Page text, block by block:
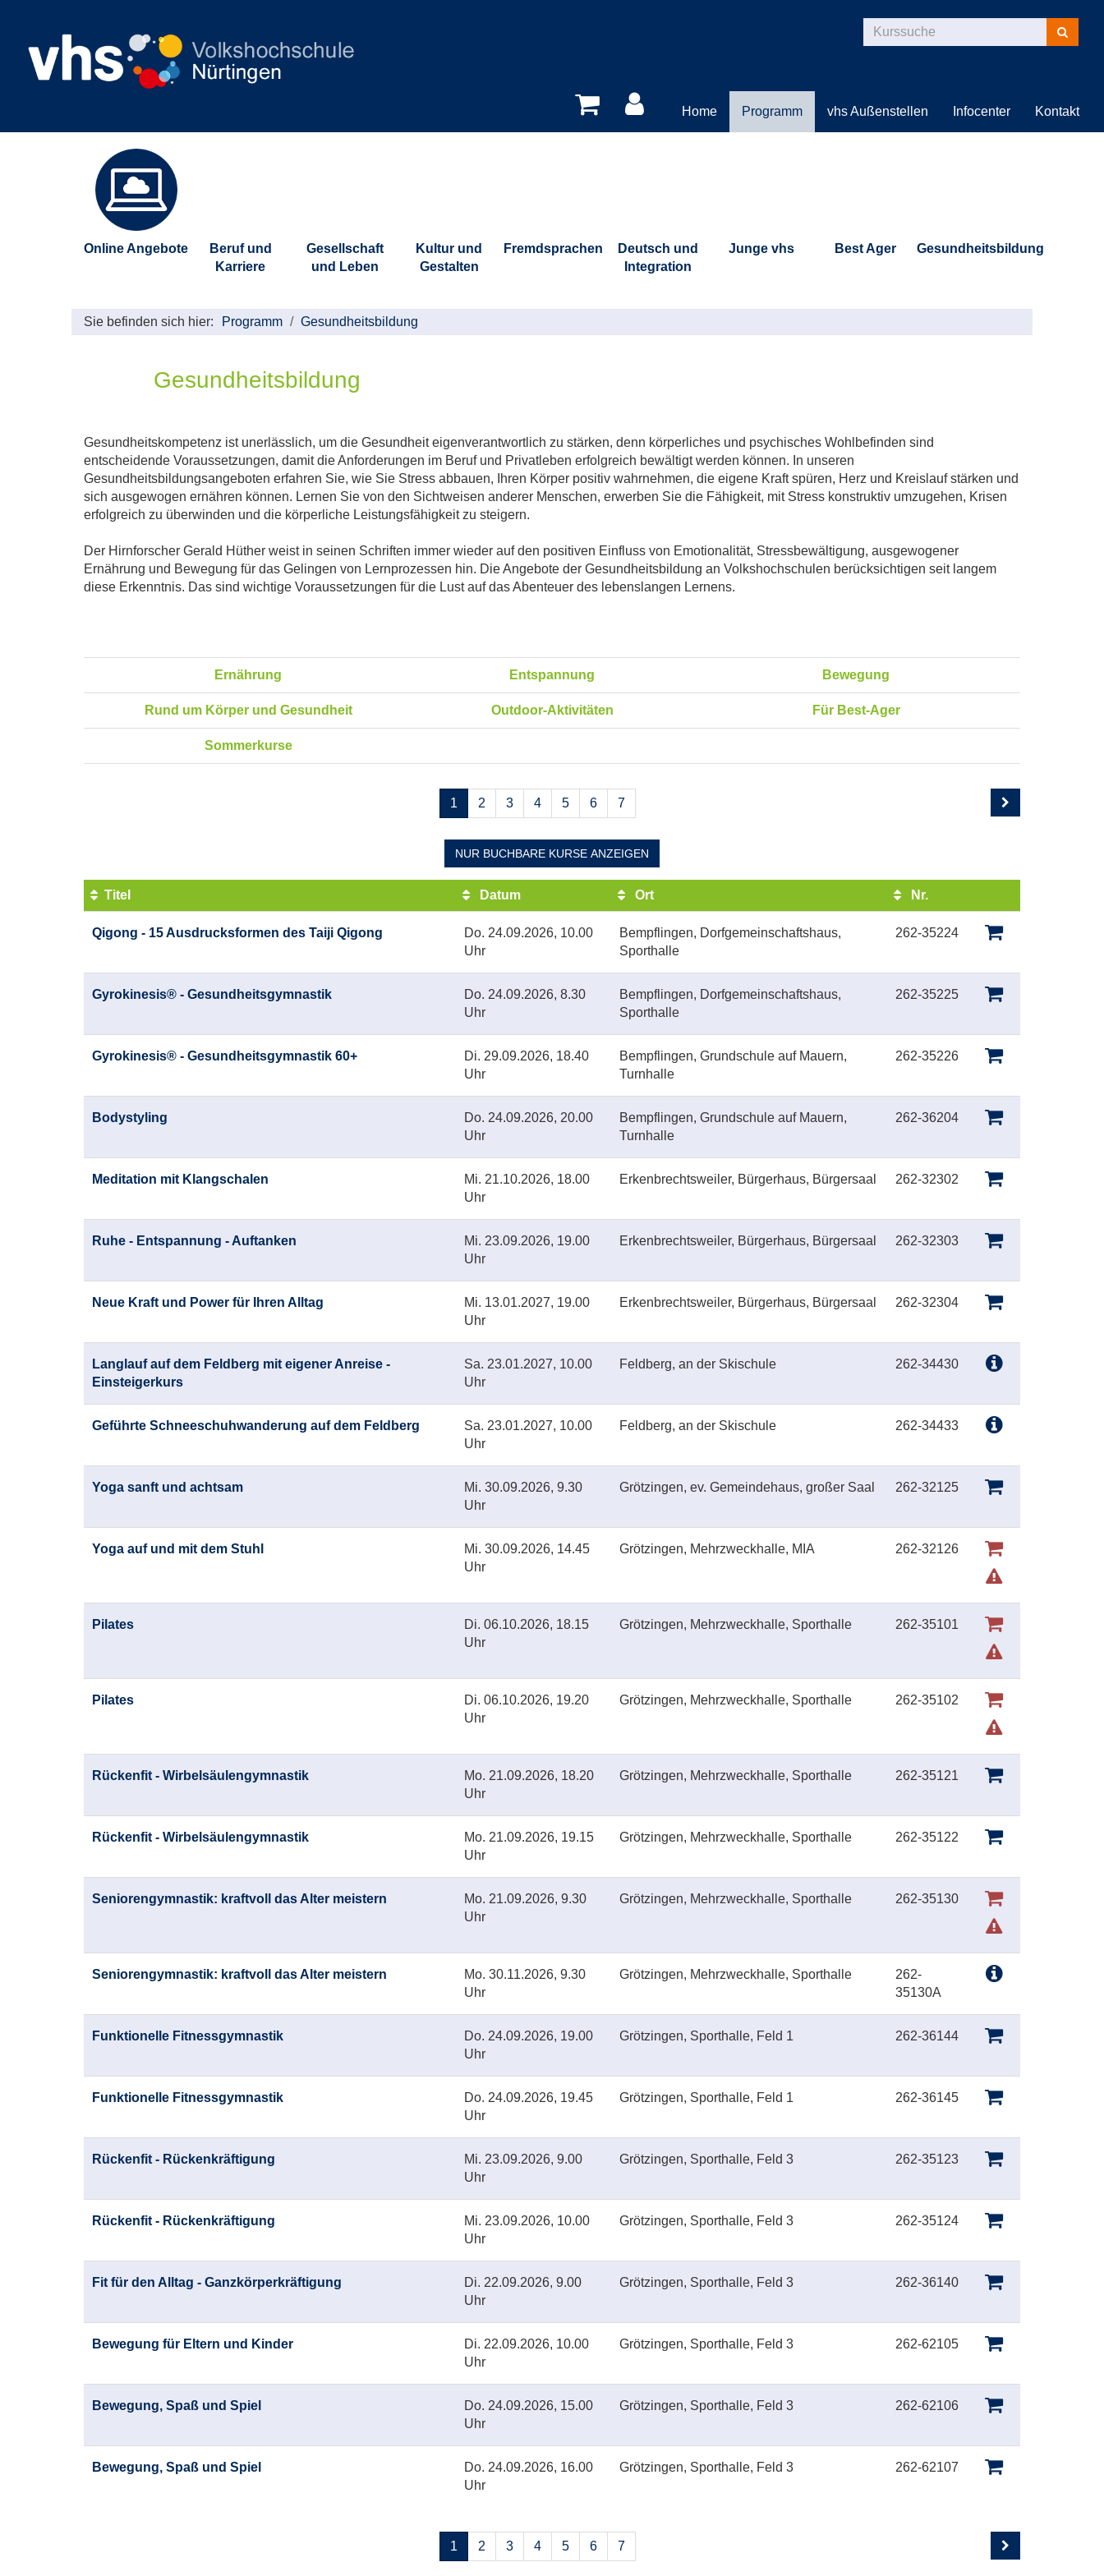
Kurse
suchen
Home Programm vhs Außenstellen Infocenter Kontakt
Online Angebote
Beruf und
Karriere
Gesellschaft
und Leben
Kultur und
Gestalten
Fremdsprachen
Deutsch und
Integration
Junge vhs Best Ager Gesundheitsbildung
Sie befinden sich hier: Programm Gesundheitsbildung
Gesundheitsbildung
Gesundheitskompetenz ist unerlässlich, um die Gesundheit eigenverantwortlich zu stärken, denn körperliches und psychisches Wohlbefinden sind
entscheidende Voraussetzungen, damit die Anforderungen im Beruf und Privatleben erfolgreich bewältigt werden können. In unseren
Gesundheitsbildungsangeboten erfahren Sie, wie Sie Stress abbauen, Ihren Körper positiv wahrnehmen, die eigene Kraft spüren, Herz und Kreislauf stärken und
sich ausgewogen ernähren können. Lernen Sie von den Sichtweisen anderer Menschen, erwerben Sie die Fähigkeit, mit Stress konstruktiv umzugehen, Krisen
erfolgreich zu überwinden und die körperliche Leistungsfähigkeit zu steigern.
Der Hirnforscher Gerald Hüther weist in seinen Schriften immer wieder auf den positiven Einfluss von Emotionalität, Stressbewältigung, ausgewogener
Ernährung und Bewegung für das Gelingen von Lernprozessen hin. Die Angebote der Gesundheitsbildung an Volkshochschulen berücksichtigen seit langem
diese Erkenntnis. Das sind wichtige Voraussetzungen für die Lust auf das Abenteuer des lebenslangen Lernens.
Ernährung Entspannung Bewegung
Rund um Körper und Gesundheit Outdoor-Aktivitäten Für Best-Ager
Sommerkurse
Seiten
blättern
1 2 3 4 5 6 7
NUR BUCHBARE KURSE ANZEIGEN
Tabellenüberschriften
sortiert
werden.
Titel Datum Ort
Nr.
Kursstatus
Qigong - 15 Ausdrucksformen des Taiji Qigong
Do. 24.09.2026, 10.00
Uhr
Bempflingen, Dorfgemeinschaftshaus,
Sporthalle
262-35224
Gyrokinesis® - Gesundheitsgymnastik Do. 24.09.2026, 8.30
Uhr
Bempflingen, Dorfgemeinschaftshaus,
Sporthalle
262-35225
Gyrokinesis® - Gesundheitsgymnastik 60+ Di. 29.09.2026, 18.40
Uhr
Bempflingen, Grundschule auf Mauern,
Turnhalle
262-35226
Bodystyling Do. 24.09.2026, 20.00
Uhr
Bempflingen, Grundschule auf Mauern,
Turnhalle
262-36204
Meditation mit Klangschalen Mi. 21.10.2026, 18.00
Uhr
Erkenbrechtsweiler, Bürgerhaus, Bürgersaal 262-32302
Ruhe - Entspannung - Auftanken Mi. 23.09.2026, 19.00
Uhr
Erkenbrechtsweiler, Bürgerhaus, Bürgersaal 262-32303
Neue Kraft und Power für Ihren Alltag Mi. 13.01.2027, 19.00
Uhr
Erkenbrechtsweiler, Bürgerhaus, Bürgersaal 262-32304
Langlauf auf dem Feldberg mit eigener Anreise -
Einsteigerkurs
Sa. 23.01.2027, 10.00
Uhr
Feldberg, an der Skischule 262-34430
Geführte Schneeschuhwanderung auf dem Feldberg Sa. 23.01.2027, 10.00
Uhr
Feldberg, an der Skischule 262-34433
Yoga sanft und achtsam Mi. 30.09.2026, 9.30
Uhr
Grötzingen, ev. Gemeindehaus, großer Saal 262-32125
Yoga auf und mit dem Stuhl Mi. 30.09.2026, 14.45
Uhr
Grötzingen, Mehrzweckhalle, MIA 262-32126
Pilates Di. 06.10.2026, 18.15
Uhr
Grötzingen, Mehrzweckhalle, Sporthalle 262-35101
Pilates Di. 06.10.2026, 19.20
Uhr
Grötzingen, Mehrzweckhalle, Sporthalle 262-35102
Rückenfit - Wirbelsäulengymnastik Mo. 21.09.2026, 18.20
Uhr
Grötzingen, Mehrzweckhalle, Sporthalle 262-35121
Rückenfit - Wirbelsäulengymnastik Mo. 21.09.2026, 19.15
Uhr
Grötzingen, Mehrzweckhalle, Sporthalle 262-35122
Seniorengymnastik: kraftvoll das Alter meistern Mo. 21.09.2026, 9.30
Uhr
Grötzingen, Mehrzweckhalle, Sporthalle 262-35130
Seniorengymnastik: kraftvoll das Alter meistern Mo. 30.11.2026, 9.30
Uhr
Grötzingen, Mehrzweckhalle, Sporthalle
262-
35130A
Funktionelle Fitnessgymnastik Do. 24.09.2026, 19.00
Uhr
Grötzingen, Sporthalle, Feld 1 262-36144
Funktionelle Fitnessgymnastik Do. 24.09.2026, 19.45
Uhr
Grötzingen, Sporthalle, Feld 1 262-36145
Rückenfit - Rückenkräftigung Mi. 23.09.2026, 9.00
Uhr
Grötzingen, Sporthalle, Feld 3 262-35123
Rückenfit - Rückenkräftigung Mi. 23.09.2026, 10.00
Uhr
Grötzingen, Sporthalle, Feld 3 262-35124
Fit für den Alltag - Ganzkörperkräftigung Di. 22.09.2026, 9.00
Uhr
Grötzingen, Sporthalle, Feld 3 262-36140
Bewegung für Eltern und Kinder Di. 22.09.2026, 10.00
Uhr
Grötzingen, Sporthalle, Feld 3 262-62105
Bewegung, Spaß und Spiel Do. 24.09.2026, 15.00
Uhr
Grötzingen, Sporthalle, Feld 3 262-62106
Bewegung, Spaß und Spiel Do. 24.09.2026, 16.00
Uhr
Grötzingen, Sporthalle, Feld 3 262-62107
Seiten
blättern
1 2 3 4 5 6 7